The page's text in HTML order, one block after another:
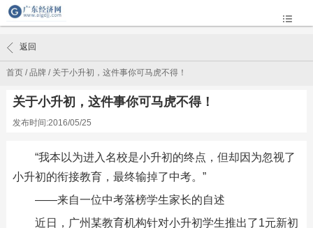
首页/品牌/ 关于小升初，这件事你可马虎不得！
返回
关于小升初，这件事你可马虎不得！
发布时间:2016/05/25
“我本以为进入名校是小升初的终点，但却因为忽视了
小升初的衔接教育，最终输掉了中考。”
——来自一位中考落榜学生家长的自述
近日，广州某教育机构针对小升初学生推出了1元新初